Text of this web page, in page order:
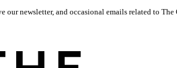
newsletter, and occasional emails related to